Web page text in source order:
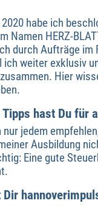
2020 habe ich
Namen HERZ-
durch Aufträge im
ich weiter exklusiv
Hier
hast Du für
nur jedem
Ausbildung
Eine gute
Dir